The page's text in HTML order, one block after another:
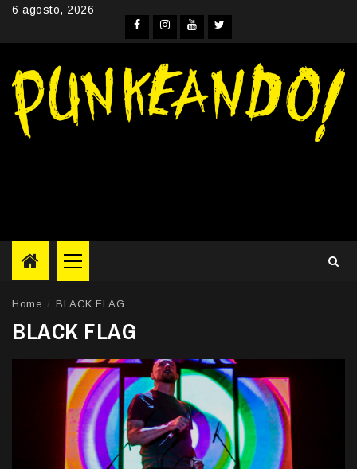
Skip6 agosto, 2026
Facebook
Instagram
YouTube
Twitter
Primary
Menu
Home BLACK FLAG
BLACK FLAG